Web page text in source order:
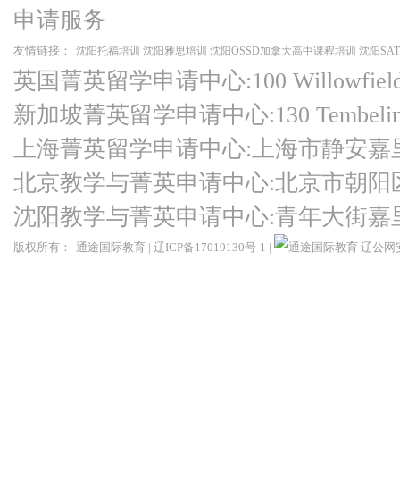
申请服务
友情链接： 沈阳托福培训 沈阳雅思培训 沈阳OSSD加拿大高中课程培训 沈阳
英国菁英留学申请中心:100
新加坡菁英留学申请中心:130
上海菁英留学申请中心:上海市静安嘉
北京教学与菁英申请中心:北京市朝
沈阳教学与菁英申请中心:青年大街
版权所有： 通途国际教育 | 辽ICP备17019130号-1 | 辽公网